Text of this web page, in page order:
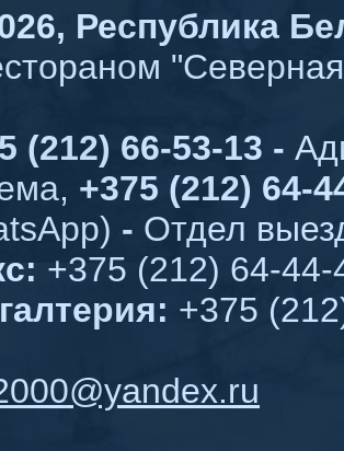
Республика
(212) 66-53-13 -
+375 (212) 64-
- Отдел
+375 (212) 64-44-
+375